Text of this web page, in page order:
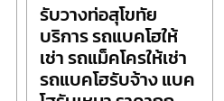
รับวางท่อสุโขทัย
บริการ รถแบคโฮให้
เช่า รถแม็คโครให้เช่า
รถแบคโฮรับจ้าง แบค